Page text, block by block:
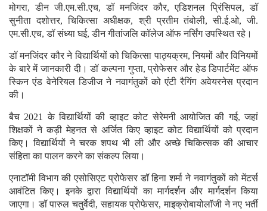
मोगरा, डीन जी.एम.सी.एच, डॉ मनजिंदर कौर, एडिशनल प्रिंसिपल, डॉ
सुनीता दशोत्तर, चिकित्सा अधीक्षक, श्री प्रतीम तंबोली, सी.ई.ओ, जी.
एम.सी.एच, डॉ संध्या घई, डीन गीतांजलि कॉलेज ऑफ नर्सिंग उपस्थित रहे।
डॉ मनजिंदर कौर ने विद्यार्थियों को चिकित्सा पाठ्यक्रम, नियमों और विनियमों
के बारे में जानकारी दी। डॉ कल्पना गुप्ता, प्रोफेसर और हेड डिपार्टमेंट ऑफ
स्किन एंड वेनेरियल डिजीज ने नवागंतुकों को एंटी रैगिंग अवेयरनेस प्रदान
की।
बैच 2021 के विद्यार्थियों की व्हाइट कोट सेरेमनी आयोजित की गई, जहां
शिक्षकों ने कड़ी मेहनत से अर्जित किए व्हाइट कोट विद्यार्थियों को प्रदान
किए। विद्यार्थियों ने चरक शपथ भी ली और अच्छे चिकित्सक की आचार
संहिता का पालन करने का संकल्प लिया।
एनाटॉमी विभाग की एसोसिएट प्रोफेसर डॉ हिना शर्मा ने नवागंतुकों को मेंटर्स
आवंटित किए। इनके द्वारा विद्यार्थियों का मार्गदर्शन और मार्गदर्शन किया
जाएगा। डॉ पारुल चतुर्वेदी, सहायक प्रोफेसर, माइक्रोबायोलॉजी ने नए भर्ती